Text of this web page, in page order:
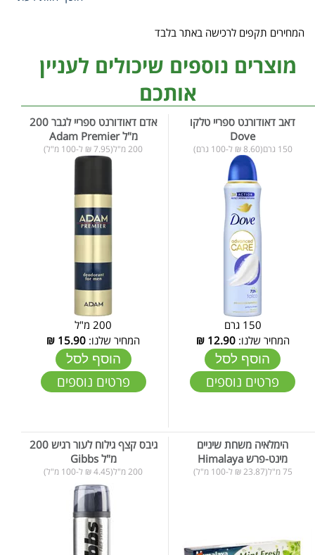
המחירים תקפים לרכישה באתר בלבד
מוצרים נוספים שיכולים לעניין
אותכם
דאב דאודורנט ספריי טלקו
Dove
150 גרם(8.60 ₪ ל-100 גרם)
150 גרם
המחיר שלנו:12.90
₪
הוסף לסל
פרטים נוספים
אדם דאודורנט ספריי לגבר 200
מ"ל Adam Premier
200 מ"ל(7.95 ₪ ל-100 מ"ל)
200 מ"ל
המחיר שלנו: 15.90
₪
הוסף לסל
פרטים נוספים
הימלאיה משחת שיניים
מינט-פרש Himalaya
75 מ"ל(23.87 ₪ ל-100 מ"ל)
גיבס קצף גילוח לעור רגיש 200
מ"ל Gibbs
200 מ"ל(4.45 ₪ ל-100 מ"ל)